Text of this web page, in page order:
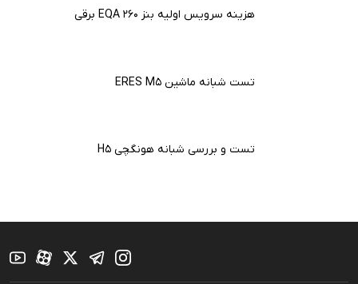
هزینه سرویس اولیه بنز EQA 260 برقی
تست شبانه ماشین ERES M5
تست و بررسی شبانه هونگچی H5